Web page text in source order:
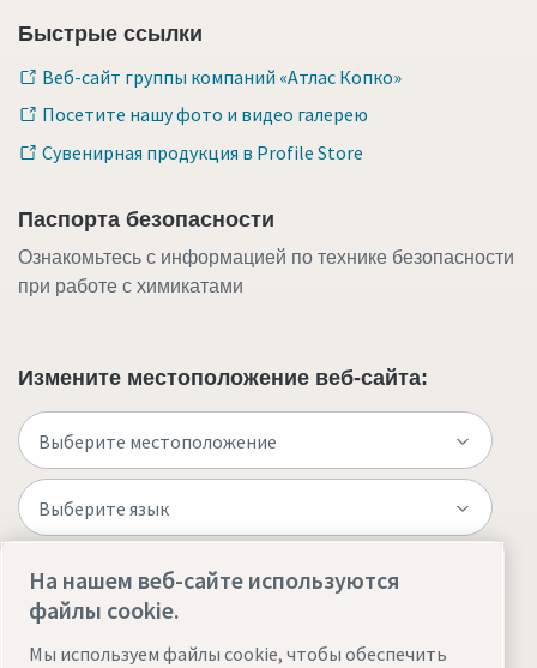
Быстрые ссылки
Веб-сайт группы компаний «Атлас Копко»
Посетите нашу фото и видео галерею
Сувенирная продукция в Profile Store
Паспорта безопасности
Ознакомьтесь с информацией по технике безопасности
при работе с химикатами
Измените местоположение веб-сайта:
Посетите веб-сайт
На нашем веб-сайте используются
файлы cookie.
Мы используем файлы cookie, чтобы обеспечить